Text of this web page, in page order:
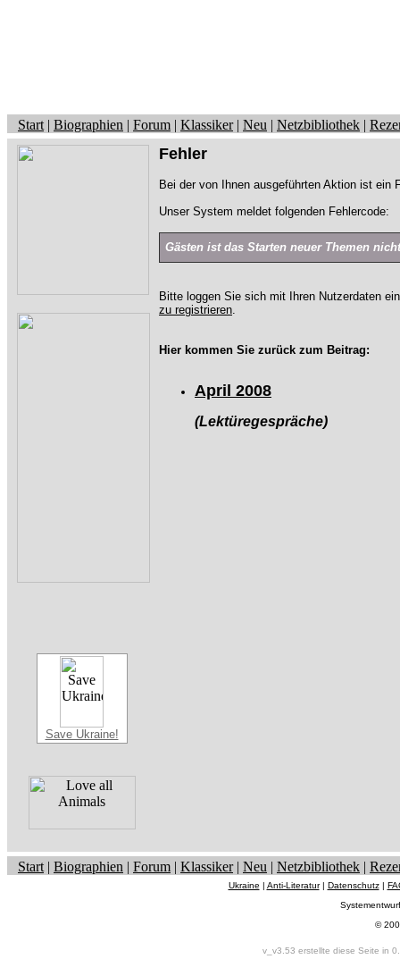
Start | Biographien | Forum | Klassiker| Neu | Netzbibliothek |
Save Ukraine!
Fehler
Bei der von Ihnen ausgeführten Aktion ist ein
Unser System meldet folgenden Fehlercode:
Gästen ist das Starten neuer Themen
Bitte loggen Sie sich mit Ihren Nutzerdaten
zu registrieren.
Hier kommen Sie zurück zum Beitrag:
April 2008
(Lektüregespräche)
Start | Biographien | Forum | Klassiker| Neu | Netzbibliothek |
Ukraine | Anti-Literatur| Datenschutz|
©
v_v3.53 erstellte diese Seite in